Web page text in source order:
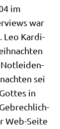
im
war
Leo Kar­di­
Not­lei­den­
sei
in
Web-Sei­te